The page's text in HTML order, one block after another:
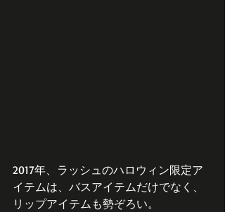
2017年、ラッシュのハロウィン限定ア
イテムは、バスアイテムだけでなく、
リップアイテムも勢ぞろい。